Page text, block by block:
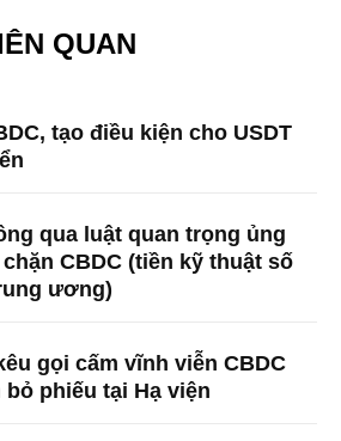
QUAN
tạo điều kiện cho USDT
qua luật quan trọng ủng
CBDC (tiền kỹ thuật số
ương)
gọi cấm vĩnh viễn CBDC
phiếu tại Hạ viện